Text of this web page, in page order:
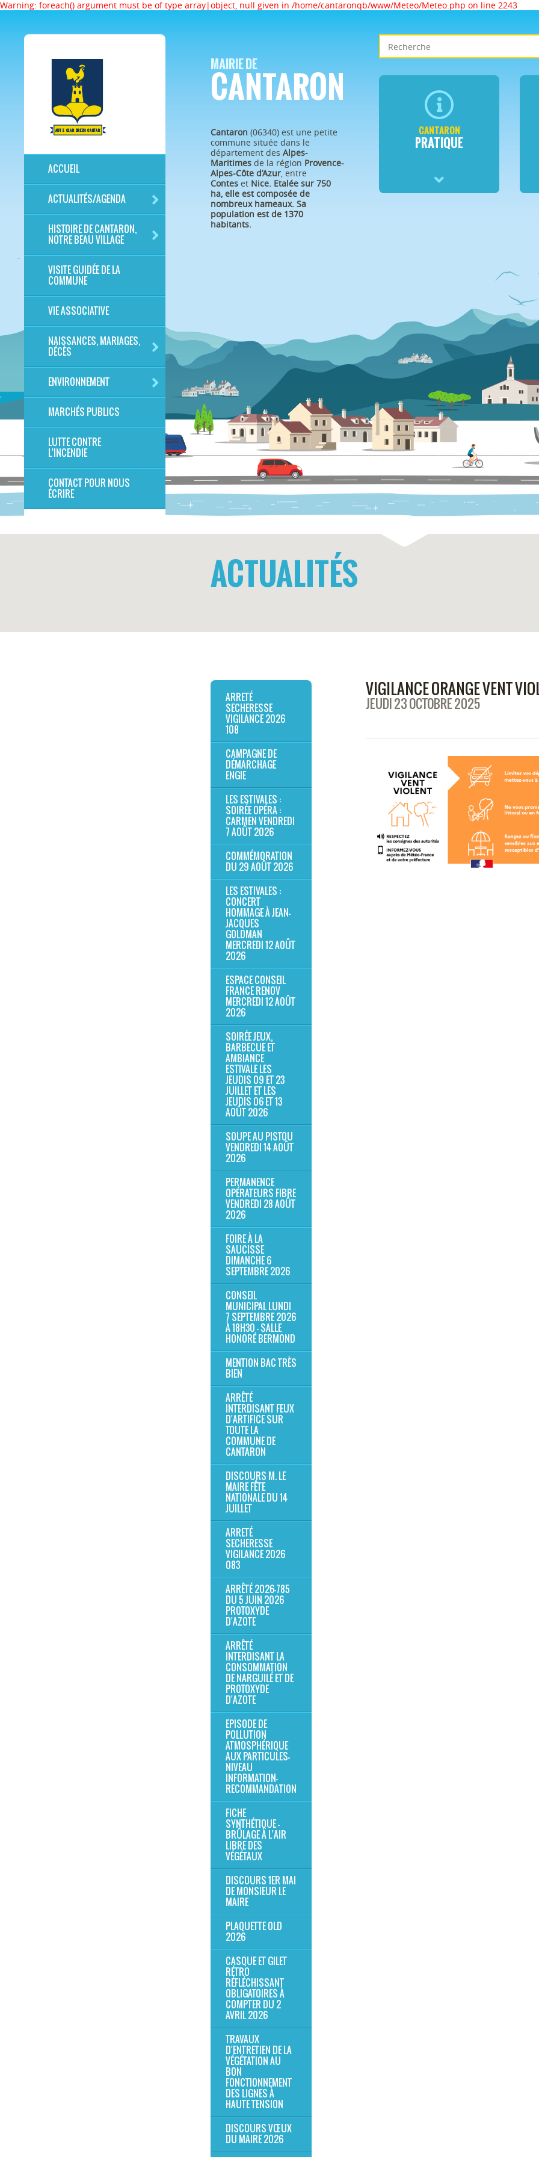
Warning: foreach() argument must be of type array|object, null given in /home/cantaronqb/www/Meteo/Meteo.php on line 2243
ACCUEIL
ACTUALITÉS/AGENDA
HISTOIRE DE CANTARON,
NOTRE BEAU VILLAGE
VISITE GUIDÉE DE LA
COMMUNE
VIE ASSOCIATIVE
NAISSANCES, MARIAGES,
DÉCÈS
ENVIRONNEMENT
MARCHÉS PUBLICS
LUTTE CONTRE
L'INCENDIE
CONTACT POUR NOUS
ÉCRIRE
MAIRIE DE
CANTARON
Cantaron (06340) est une petite
commune située dans le
département des Alpes-
Maritimes de la région Provence-
Alpes-Côte d’Azur, entre
Contes et Nice. Etalée sur 750
ha, elle est composée de
nombreux hameaux. Sa
population est de 1370
habitants.
CANTARON
PRATIQUE
ACTUALITÉS
ARRETÉ
SECHERESSE
VIGILANCE 2026
108
CAMPAGNE DE
DÉMARCHAGE
ENGIE
LES ESTIVALES :
SOIRÉE OPÉRA :
CARMEN VENDREDI
7 AOÛT 2026
COMMÉMORATION
DU 29 AOÛT 2026
LES ESTIVALES :
CONCERT
HOMMAGE À JEAN-
JACQUES
GOLDMAN
MERCREDI 12 AOÛT
2026
ESPACE CONSEIL
FRANCE RENOV
MERCREDI 12 AOÛT
2026
SOIRÉE JEUX,
BARBECUE ET
AMBIANCE
ESTIVALE LES
JEUDIS 09 ET 23
JUILLET ET LES
JEUDIS 06 ET 13
AOÛT 2026
SOUPE AU PISTOU
VENDREDI 14 AOÛT
2026
PERMANENCE
OPÉRATEURS FIBRE
VENDREDI 28 AOÛT
2026
FOIRE À LA
SAUCISSE
DIMANCHE 6
SEPTEMBRE 2026
CONSEIL
MUNICIPAL LUNDI
7 SEPTEMBRE 2026
À 18H30 - SALLE
HONORÉ BERMOND
MENTION BAC TRÈS
BIEN
ARRÊTÉ
INTERDISANT FEUX
D'ARTIFICE SUR
TOUTE LA
COMMUNE DE
CANTARON
DISCOURS M. LE
MAIRE FÊTE
NATIONALE DU 14
JUILLET
ARRETÉ
SECHERESSE
VIGILANCE 2026
083
ARRÊTÉ 2026-785
DU 5 JUIN 2026
PROTOXYDE
D'AZOTE
ARRÊTÉ
INTERDISANT LA
CONSOMMATION
DE NARGUILÉ ET DE
PROTOXYDE
D'AZOTE
EPISODE DE
POLLUTION
ATMOSPHÉRIQUE
AUX PARTICULES-
NIVEAU
INFORMATION-
RECOMMANDATION
FICHE
SYNTHÉTIQUE -
BRÛLAGE À L'AIR
LIBRE DES
VÉGÉTAUX
DISCOURS 1ER MAI
DE MONSIEUR LE
MAIRE
PLAQUETTE OLD
2026
CASQUE ET GILET
RÉTRO
RÉFLÉCHISSANT
OBLIGATOIRES À
COMPTER DU 2
AVRIL 2026
TRAVAUX
D'ENTRETIEN DE LA
VÉGÉTATION AU
BON
FONCTIONNEMENT
DES LIGNES À
HAUTE TENSION
DISCOURS VŒUX
DU MAIRE 2026
VIGILANCE ORANGE VENT
JEUDI 23 OCTOBRE 2025